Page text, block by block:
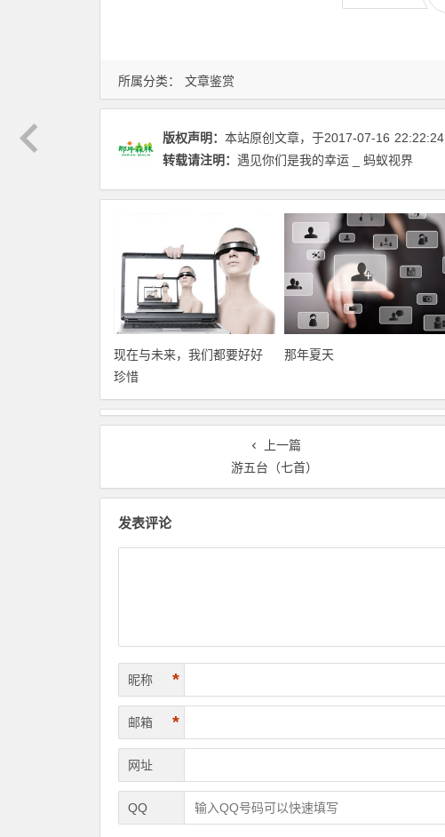
所属分类： 文章鉴赏
版权声明： 本站原创文章，于2017-07-16 22:22:24
转载请注明： 遇见你们是我的幸运 _ 蚂蚁视界
现在与未来，我们都要好好
珍惜
那年夏天
上一篇
游五台（七首）
发表评论
昵称 *
邮箱 *
网址
QQ